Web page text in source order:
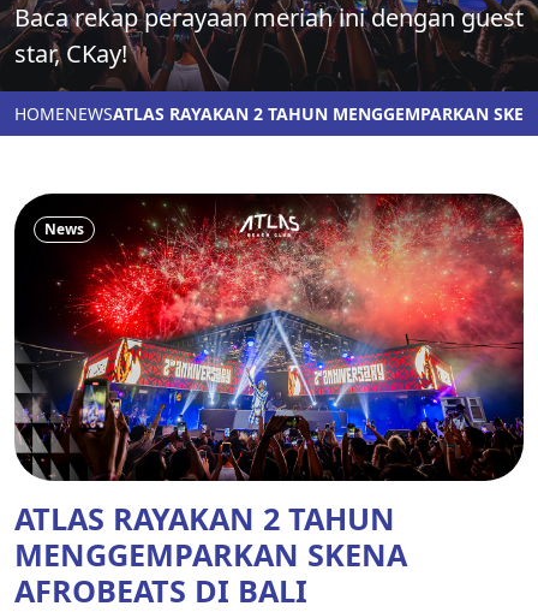
Baca rekap perayaan meriah ini dengan guest
star, CKay!
HOMENEWSATLAS RAYAKAN 2 TAHUN MENGGEMPARKAN
News
ATLAS RAYAKAN 2 TAHUN
MENGGEMPARKAN SKENA
AFROBEATS DI BALI